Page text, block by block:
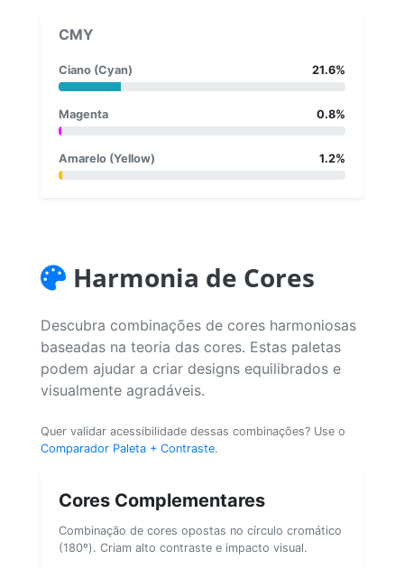
CMY
Ciano (Cyan) 21.6%
Magenta 0.8%
Amarelo (Yellow) 1.2%
Harmonia de Cores
Descubra combinações de cores harmoniosas
baseadas na teoria das cores. Estas paletas
podem ajudar a criar designs equilibrados e
visualmente agradáveis.
Quer validar acessibilidade dessas combinações? Use o
Comparador Paleta + Contraste.
Cores Complementares
Combinação de cores opostas no círculo cromático
(180º). Criam alto contraste e impacto visual.